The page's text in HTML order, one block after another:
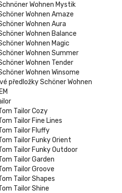
Wohnen Mystik
Wohnen Amaze
Wohnen Aura
Wohnen Balance
Wohnen Magic
Wohnen Summer
Wohnen Tender
Wohnen Winsome
předložky Schöner Wohnen
Tailor Cozy
Tailor Fine Lines
Tailor Fluffy
Tailor Funky Orient
Tailor Funky Outdoor
Tailor Garden
Tailor Groove
Tailor Shapes
Tailor Shine